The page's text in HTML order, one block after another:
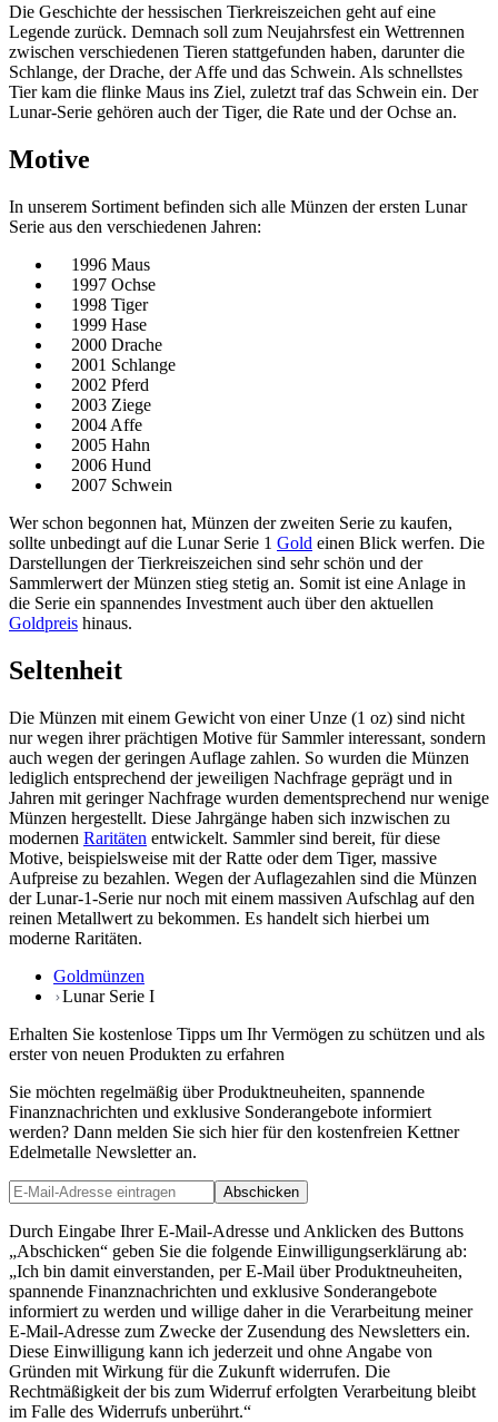
Die Geschichte der hessischen Tierkreiszeichen geht auf eine
Legende zurück. Demnach soll zum Neujahrsfest ein Wettrennen
zwischen verschiedenen Tieren stattgefunden haben, darunter die
Schlange, der Drache, der Affe und das Schwein. Als schnellstes
Tier kam die flinke Maus ins Ziel, zuletzt traf das Schwein ein. Der
Lunar-Serie gehören auch der Tiger, die Rate und der Ochse an.
Motive
In unserem Sortiment befinden sich alle Münzen der ersten Lunar
Serie aus den verschiedenen Jahren:
1996 Maus
1997 Ochse
1998 Tiger
1999 Hase
2000 Drache
2001 Schlange
2002 Pferd
2003 Ziege
2004 Affe
2005 Hahn
2006 Hund
2007 Schwein
Wer schon begonnen hat, Münzen der zweiten Serie zu kaufen,
sollte unbedingt auf die Lunar Serie 1 Gold einen Blick werfen. Die
Darstellungen der Tierkreiszeichen sind sehr schön und der
Sammlerwert der Münzen stieg stetig an. Somit ist eine Anlage in
die Serie ein spannendes Investment auch über den aktuellen
Goldpreis hinaus.
Seltenheit
Die Münzen mit einem Gewicht von einer Unze (1 oz) sind nicht
nur wegen ihrer prächtigen Motive für Sammler interessant, sondern
auch wegen der geringen Auflage zahlen. So wurden die Münzen
lediglich entsprechend der jeweiligen Nachfrage geprägt und in
Jahren mit geringer Nachfrage wurden dementsprechend nur wenige
Münzen hergestellt. Diese Jahrgänge haben sich inzwischen zu
modernen Raritäten entwickelt. Sammler sind bereit, für diese
Motive, beispielsweise mit der Ratte oder dem Tiger, massive
Aufpreise zu bezahlen. Wegen der Auflagezahlen sind die Münzen
der Lunar-1-Serie nur noch mit einem massiven Aufschlag auf den
reinen Metallwert zu bekommen. Es handelt sich hierbei um
moderne Raritäten.
Goldmünzen
Lunar Serie I
Erhalten Sie kostenlose Tipps um Ihr Vermögen zu schützen und als
erster von neuen Produkten zu erfahren
Sie möchten regelmäßig über Produktneuheiten, spannende
Finanznachrichten und exklusive Sonderangebote informiert
werden? Dann melden Sie sich hier für den kostenfreien Kettner
Edelmetalle Newsletter an.
Abschicken
Durch Eingabe Ihrer E-Mail-Adresse und Anklicken des Buttons
„Abschicken“ geben Sie die folgende Einwilligungserklärung ab:
„Ich bin damit einverstanden, per E-Mail über Produktneuheiten,
spannende Finanznachrichten und exklusive Sonderangebote
informiert zu werden und willige daher in die Verarbeitung meiner
E-Mail-Adresse zum Zwecke der Zusendung des Newsletters ein.
Diese Einwilligung kann ich jederzeit und ohne Angabe von
Gründen mit Wirkung für die Zukunft widerrufen. Die
Rechtmäßigkeit der bis zum Widerruf erfolgten Verarbeitung bleibt
im Falle des Widerrufs unberührt.“